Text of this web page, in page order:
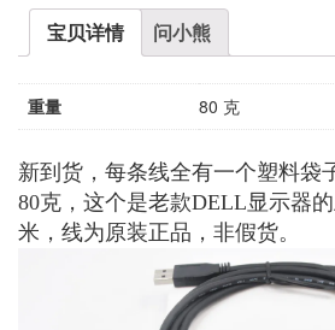
宝贝详情 问小熊
重量 80 克
新到货，每条线全有一个塑料袋
80克，这个是老款DELL显示器
米，线为原装正品，非假货。